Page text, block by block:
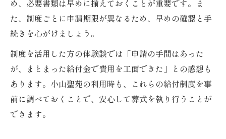
め、必要書類は早めに揃えておくことが重要です。ま
た、制度ごとに申請期限が異なるため、早めの確認と手
続きを心がけましょう。
制度を活用した方の体験談では「申請の手間はあった
が、まとまった給付金で費用を工面できた」との感想も
あります。小山聖苑の利用時も、これらの給付制度を事
前に調べておくことで、安心して葬式を執り行うことが
できます。